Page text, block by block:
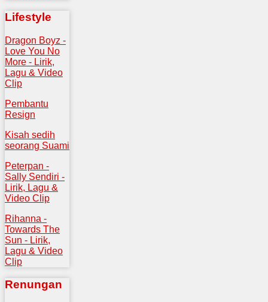
Lifestyle
Dragon Boyz -
Love You No
More - Lirik,
Lagu & Video
Clip
Pembantu
Resign
Kisah sedih
seorang Suami
Peterpan -
Sally Sendiri -
Lirik, Lagu &
Video Clip
Rihanna -
Towards The
Sun - Lirik,
Lagu & Video
Clip
Renungan